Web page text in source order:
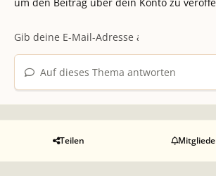
Auf dieses Thema antworten
Teilen